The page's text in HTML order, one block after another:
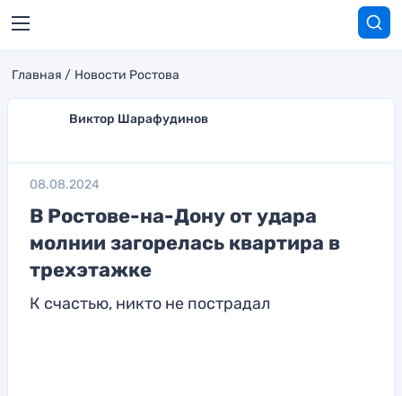
Главная Новости Ростова
Виктор Шарафудинов
08.08.2024
В Ростове-на-Дону от удара
молнии загорелась квартира в
трехэтажке
К счастью, никто не пострадал